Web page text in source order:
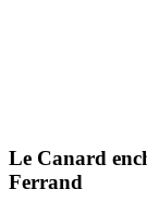
Le Canard
Ferrand